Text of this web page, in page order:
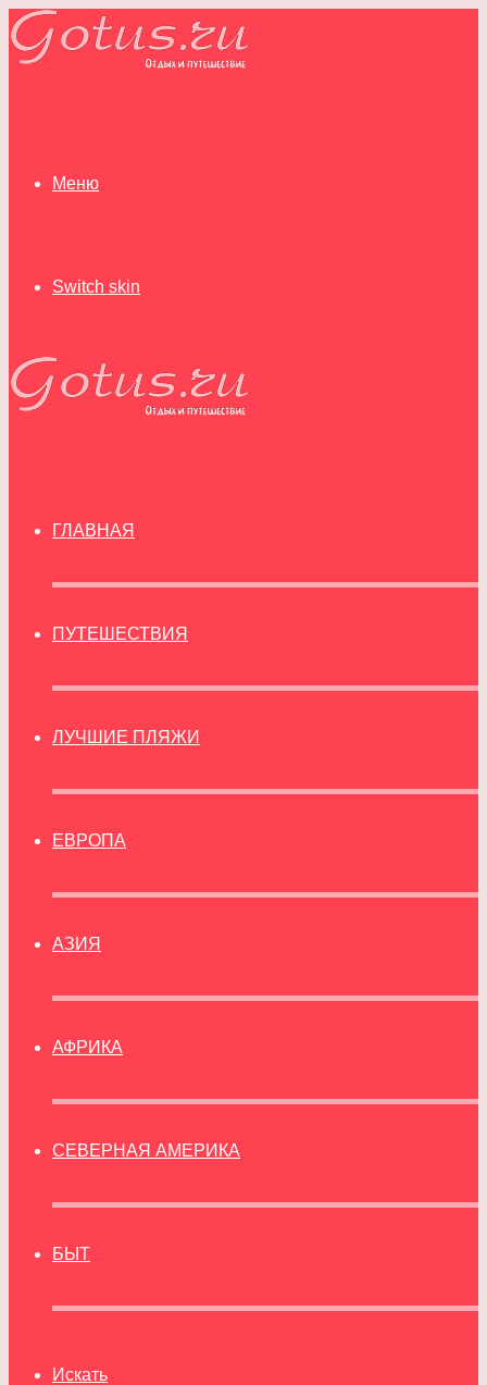
Меню
Switch skin
ГЛАВНАЯ
ПУТЕШЕСТВИЯ
ЛУЧШИЕ ПЛЯЖИ
ЕВРОПА
АЗИЯ
АФРИКА
СЕВЕРНАЯ АМЕРИКА
БЫТ
Искать